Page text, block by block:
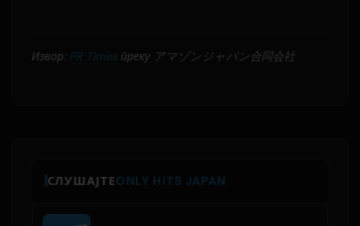
Извор: PR Timesпреку アマゾンジャパン合同会社
СЛУШАЈТЕONLY HITS JAPAN